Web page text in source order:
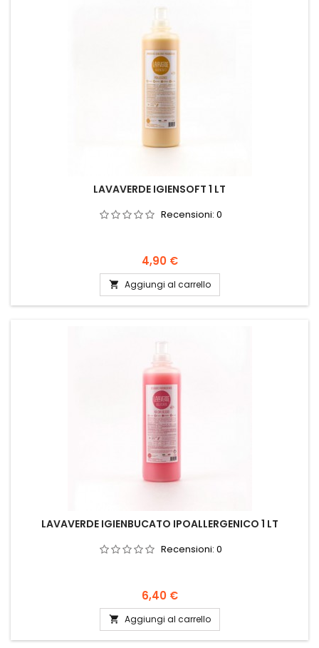
LAVAVERDE IGIENSOFT 1 LT
Recensioni: 0
Prezzo
4,90 €
 Aggiungi al carrello
LAVAVERDE IGIENBUCATO IPOALLERGENICO 1 LT
Recensioni: 0
Prezzo
6,40 €
 Aggiungi al carrello